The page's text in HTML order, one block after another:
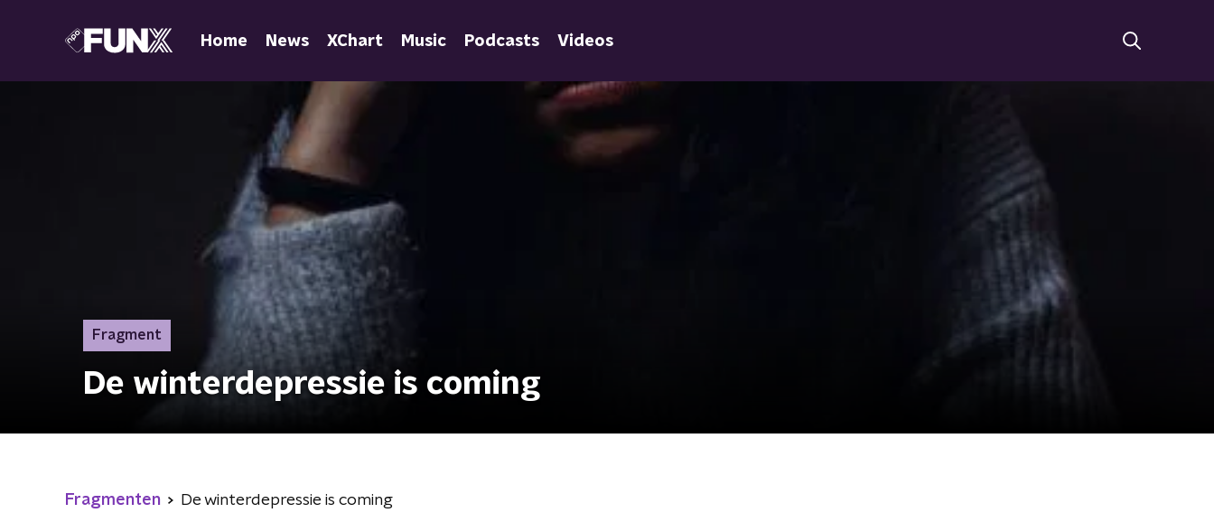
Home News XChart Music Podcasts Videos
Fragment
De winterdepressie is coming
Fragmenten De winterdepressie is coming